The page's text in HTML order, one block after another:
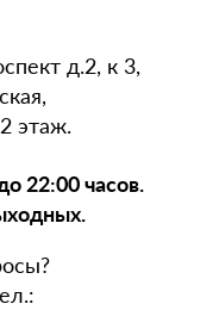
д.2, к 3,
этаж.
22:00 часов.